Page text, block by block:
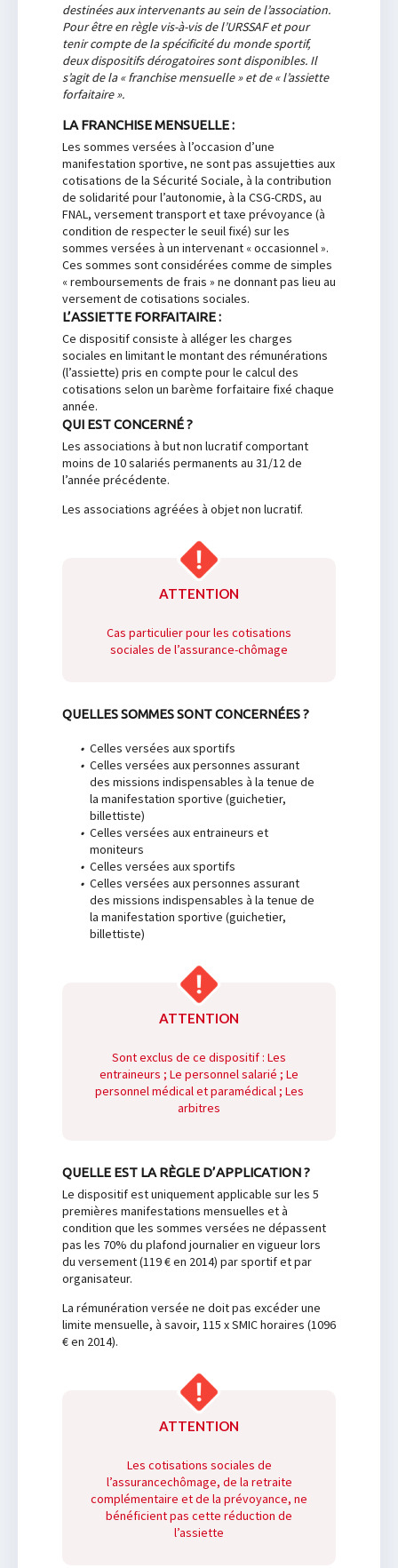
destinées aux intervenants au sein de l’association.
Pour être en règle vis-à-vis de l’URSSAF et pour
tenir compte de la spécificité du monde sportif,
deux dispositifs dérogatoires sont disponibles. Il
s’agit de la « franchise mensuelle » et de « l’assiette
forfaitaire ».
LA FRANCHISE MENSUELLE :
Les sommes versées à l’occasion d’une
manifestation sportive, ne sont pas assujetties aux
cotisations de la Sécurité Sociale, à la contribution
de solidarité pour l’autonomie, à la CSG-CRDS, au
FNAL, versement transport et taxe prévoyance (à
condition de respecter le seuil fixé) sur les
sommes versées à un intervenant « occasionnel ».
Ces sommes sont considérées comme de simples
« remboursements de frais » ne donnant pas lieu au
versement de cotisations sociales.
L’ASSIETTE FORFAITAIRE :
Ce dispositif consiste à alléger les charges
sociales en limitant le montant des rémunérations
(l’assiette) pris en compte pour le calcul des
cotisations selon un barème forfaitaire fixé chaque
année.
QUI EST CONCERNÉ ?
Les associations à but non lucratif comportant
moins de 10 salariés permanents au 31/12 de
l’année précédente.
Les associations agréées à objet non lucratif.
ATTENTION
Cas particulier pour les cotisations
sociales de l’assurance-chômage
QUELLES SOMMES SONT CONCERNÉES ?
• Celles versées aux sportifs
• Celles versées aux personnes assurant
des missions indispensables à la tenue de
la manifestation sportive (guichetier,
billettiste)
• Celles versées aux entraineurs et
moniteurs
• Celles versées aux sportifs
• Celles versées aux personnes assurant
des missions indispensables à la tenue de
la manifestation sportive (guichetier,
billettiste)
ATTENTION
Sont exclus de ce dispositif : Les
entraineurs ; Le personnel salarié ; Le
personnel médical et paramédical ; Les
arbitres
QUELLE EST LA RÈGLE D’APPLICATION ?
Le dispositif est uniquement applicable sur les 5
premières manifestations mensuelles et à
condition que les sommes versées ne dépassent
pas les 70% du plafond journalier en vigueur lors
du versement (119 € en 2014) par sportif et par
organisateur.
La rémunération versée ne doit pas excéder une
limite mensuelle, à savoir, 115 x SMIC horaires (1096
€ en 2014).
ATTENTION
Les cotisations sociales de
l’assurancechômage, de la retraite
complémentaire et de la prévoyance, ne
bénéficient pas cette réduction de
l’assiette